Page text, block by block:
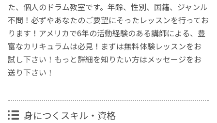
た、個人のドラム教室です。年齢、性別、国籍、ジャンル
不問！必ずやあなたのご要望にそったレッスンを行ってお
ります！アメリカで6年の活動経験のある講師による、豊
富なカリキュラムは必見！まずは無料体験レッスンをお
試し下さい！もっと詳細を知りたい方はメッセージをお
送り下さい！
身につくスキル・資格